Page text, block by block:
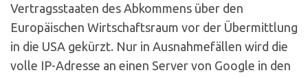
Vertragsstaaten des Abkommens über den
Europäischen Wirtschaftsraum vor der Übermittlung
in die USA gekürzt. Nur in Ausnahmefällen wird die
volle IP-Adresse an einen Server von Google in den